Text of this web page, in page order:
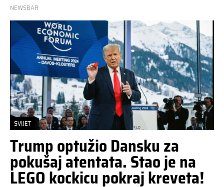
NEWSBAR
SVIJET
Trump optužio Dansku za
pokušaj atentata. Stao je na
LEGO kockicu pokraj kreveta!